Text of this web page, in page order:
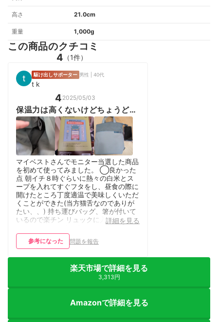
高さ 21.0cm
重量 1,000g
この商品のクチコミ
4 （1件）
駆け出しサポーター 男性 | 40代
t k
4 2025/05/03
保温力は高くないけどちょうどい
い
マイベストさんでモニター当選した商品
を初めて使ってみました。 ◯良かった
点 朝イチ８時ぐらいに熱々の白米とス
ープを入れてすぐフタをし、昼食の際に
開けたところ丁度適温で美味しくいただ
くことができた(当方猫舌なのでありが
たい、、) 持ち運びバッグ、箸が付いて
いるので楽チン リュックに入れて横倒
もあり、スープがこぼれたりするような
ことは皆無だった 丸形なので洗うのも
骨感あふれている、、同製品の黒のほう
が見た目は良さそう 重厚な分、少々重
れず苦労した ◯コメント 初めてランチ
詳細を見る
参考になった 問題を報告
楽天市場で詳細を見る
3,313円
Amazonで詳細を見る